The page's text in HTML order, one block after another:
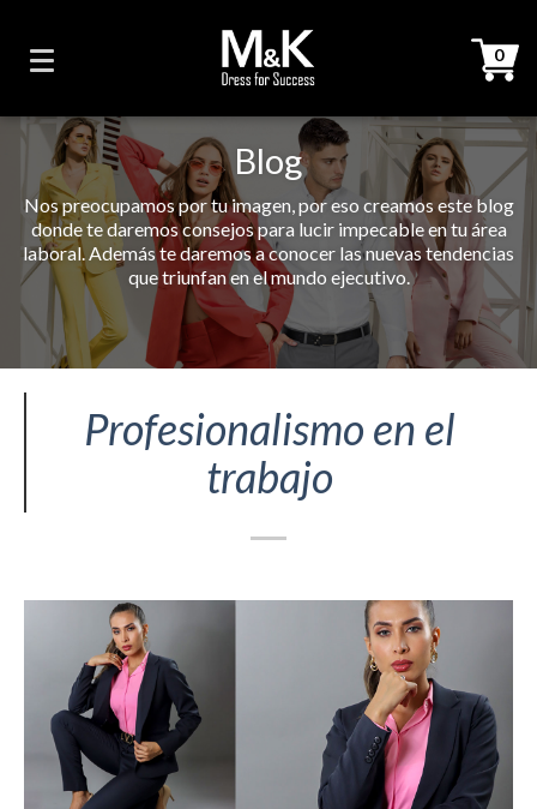
0
Blog
Nos preocupamos por tu imagen, por eso creamos este blog
donde te daremos consejos para lucir impecable en tu área
laboral. Además te daremos a conocer las nuevas tendencias
que triunfan en el mundo ejecutivo.
Profesionalismo en el
trabajo